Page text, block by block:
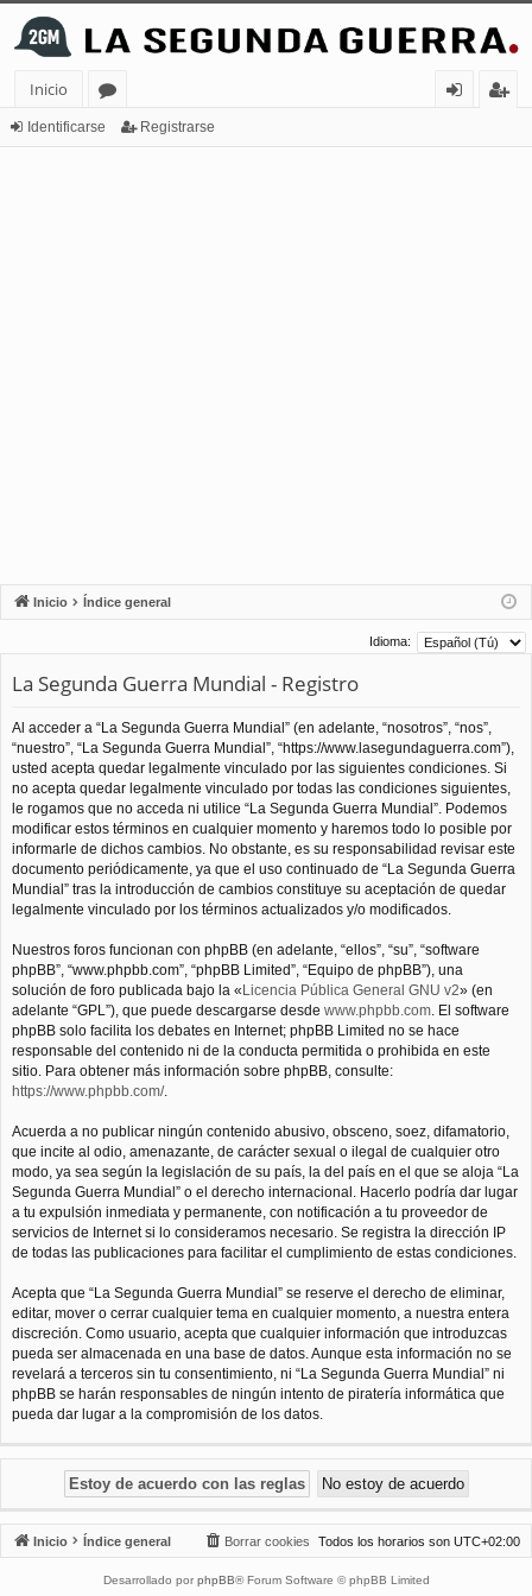
Inicio
or
Identificarse Registrarse
Inicio Índice general
Idioma:
La Segunda Guerra Mundial - Registro
Al acceder a “La Segunda Guerra Mundial” (en adelante, “nosotros”, “nos”,
“nuestro”, “La Segunda Guerra Mundial”, “https://www.lasegundaguerra.com”),
usted acepta quedar legalmente vinculado por las siguientes condiciones. Si
no acepta quedar legalmente vinculado por todas las condiciones siguientes,
le rogamos que no acceda ni utilice “La Segunda Guerra Mundial”. Podemos
modificar estos términos en cualquier momento y haremos todo lo posible por
informarle de dichos cambios. No obstante, es su responsabilidad revisar este
documento periódicamente, ya que el uso continuado de “La Segunda Guerra
Mundial” tras la introducción de cambios constituye su aceptación de quedar
legalmente vinculado por los términos actualizados y/o modificados.
Nuestros foros funcionan con phpBB (en adelante, “ellos”, “su”, “software
phpBB”, “www.phpbb.com”, “phpBB Limited”, “Equipo de phpBB”), una
solución de foro publicada bajo la «Licencia Pública General GNU v2» (en
adelante “GPL”), que puede descargarse desde www.phpbb.com. El software
phpBB solo facilita los debates en Internet; phpBB Limited no se hace
responsable del contenido ni de la conducta permitida o prohibida en este
sitio. Para obtener más información sobre phpBB, consulte:
https://www.phpbb.com/.
Acuerda a no publicar ningún contenido abusivo, obsceno, soez, difamatorio,
que incite al odio, amenazante, de carácter sexual o ilegal de cualquier otro
modo, ya sea según la legislación de su país, la del país en el que se aloja “La
Segunda Guerra Mundial” o el derecho internacional. Hacerlo podría dar lugar
a tu expulsión inmediata y permanente, con notificación a tu proveedor de
servicios de Internet si lo consideramos necesario. Se registra la dirección IP
de todas las publicaciones para facilitar el cumplimiento de estas condiciones.
Acepta que “La Segunda Guerra Mundial” se reserve el derecho de eliminar,
editar, mover o cerrar cualquier tema en cualquier momento, a nuestra entera
discreción. Como usuario, acepta que cualquier información que introduzcas
pueda ser almacenada en una base de datos. Aunque esta información no se
revelará a terceros sin tu consentimiento, ni “La Segunda Guerra Mundial” ni
phpBB se harán responsables de ningún intento de piratería informática que
pueda dar lugar a la compromisión de los datos.
Inicio Índice general Todos los horarios son UTC+02:00
Borrar cookies
Desarrollado por phpBB® Forum Software © phpBB Limited